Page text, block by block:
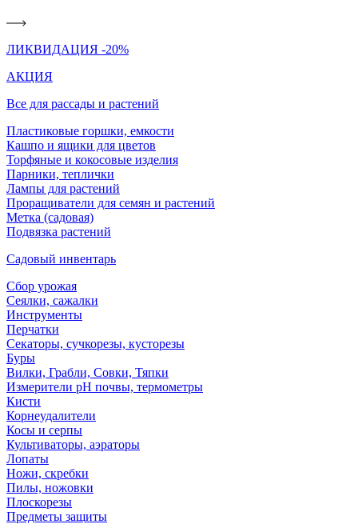
ЛИКВИДАЦИЯ -20%
АКЦИЯ
Все для рассады и растений
Пластиковые горшки, емкости
Кашпо и ящики для цветов
Торфяные и кокосовые изделия
Парники, теплички
Лампы для растений
Проращиватели для семян и растений
Метка (садовая)
Подвязка растений
Садовый инвентарь
Сбор урожая
Сеялки, сажалки
Инструменты
Перчатки
Секаторы, сучкорезы, кусторезы
Буры
Вилки, Грабли, Совки, Тяпки
Измерители pH почвы, термометры
Кисти
Корнеудалители
Косы и серпы
Культиваторы, аэраторы
Лопаты
Ножи, скребки
Пилы, ножовки
Плоскорезы
Предметы защиты